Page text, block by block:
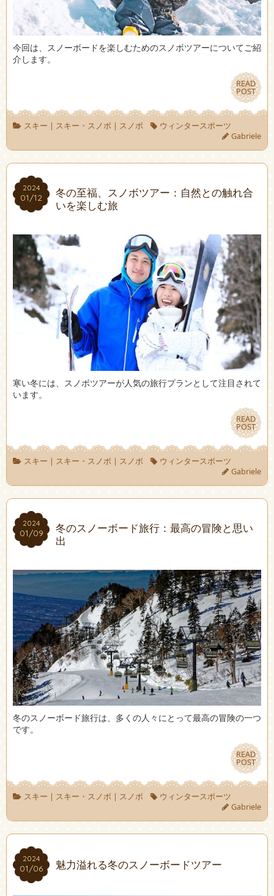
今回は、スノーボードを楽しむためのスノボツアーについてご紹
介します。
READ
POST
READ
POST
スキー スキー・スノボ スノボ
ウィンタースポーツ
Gabriele
2024
01/12
2024
01/12
冬の至福、スノボツアー：自然との触れ合
いを楽しむ旅
寒い冬には、スノボツアーが人気の旅行プランとして注目されて
います。
READ
POST
READ
POST
スキー | スキー・スノボ | スノボ
ウィンタースポーツ
Gabriele
2024
01/09
2024
01/09
冬のスノーボード旅行：最高の冒険と思い
出
冬のスノーボード旅行は、多くの人々にとって最高の冒険の一つ
です。
READ
POST
READ
POST
スキー | スキー・スノボ | スノボ
ウィンタースポーツ
Gabriele
2024
01/06
2024
01/06 魅力溢れる冬のスノーボードツアー